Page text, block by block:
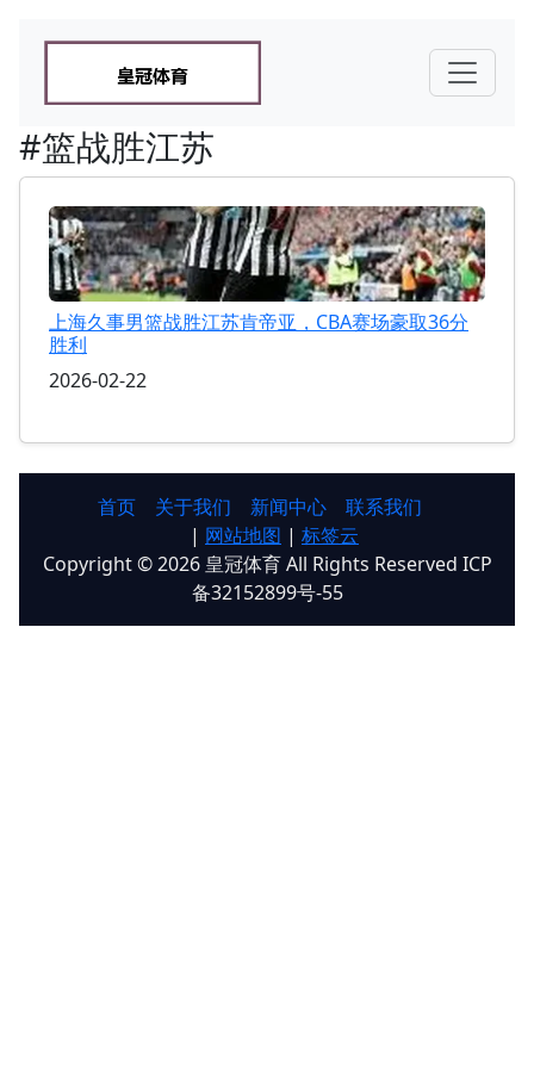
#篮战胜江苏
上海久事男篮战胜江苏肯帝亚，CBA赛场豪取36分
胜利
2026-02-22
首页 关于我们 新闻中心
联系我们
| 网站地图 | 标签云
Copyright © 2026 皇冠体育 All Rights Reserved ICP
备32152899号-55